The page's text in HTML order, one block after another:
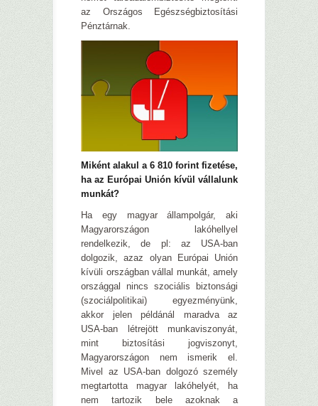
az Országos Egészségbiztosítási
Pénztárnak.
Miként alakul a 6 810 forint fizetése,
ha az Európai Unión kívül vállalunk
munkát?
Ha egy magyar állampolgár, aki
Magyarországon lakóhellyel
rendelkezik, de pl: az USA-ban
dolgozik, azaz olyan Európai Unión
kívüli országban vállal munkát, amely
országgal nincs szociális biztonsági
(szociálpolitikai) egyezményünk,
akkor jelen példánál maradva az
USA-ban létrejött munkaviszonyát,
mint biztosítási jogviszonyt,
Magyarországon nem ismerik el.
Mivel az USA-ban dolgozó személy
megtartotta magyar lakóhelyét, ha
nem tartozik bele azoknak a